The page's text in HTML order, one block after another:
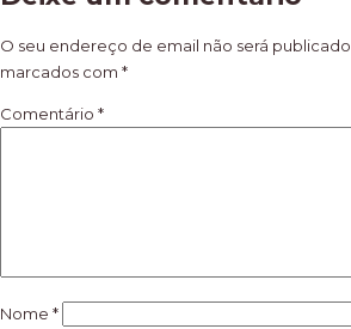
artigos
O seu endereço de email não será publicado.
marcados com *
Comentário *
Nome *